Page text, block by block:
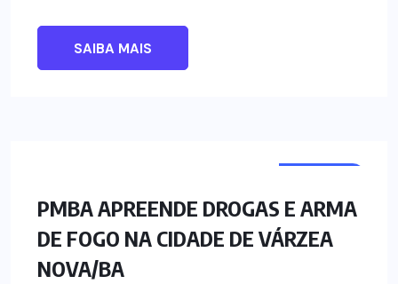
SAIBA MAIS
PMBA APREENDE DROGAS E ARMA
DE FOGO NA CIDADE DE VÁRZEA
NOVA/BA